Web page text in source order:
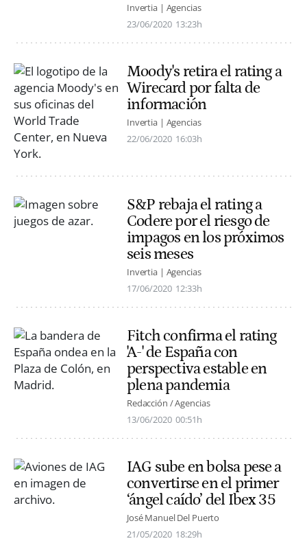
Invertia | Agencias
23/06/2020 13:23h
Moody's retira el rating a
Wirecard por falta de
información
Invertia | Agencias
22/06/2020 16:03h
S&P rebaja el rating a
Codere por el riesgo de
impagos en los próximos
seis meses
Invertia | Agencias
17/06/2020 12:33h
Fitch confirma el rating
'A-' de España con
perspectiva estable en
plena pandemia
Redacción / Agencias
13/06/2020 00:51h
IAG sube en bolsa pese a
convertirse en el primer
‘ángel caído’ del Ibex 35
José Manuel Del Puerto
21/05/2020 18:29h